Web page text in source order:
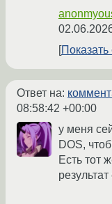
Показать
Ответ на:
08:58:42 +00:00
у меня
DOS,
Есть тот